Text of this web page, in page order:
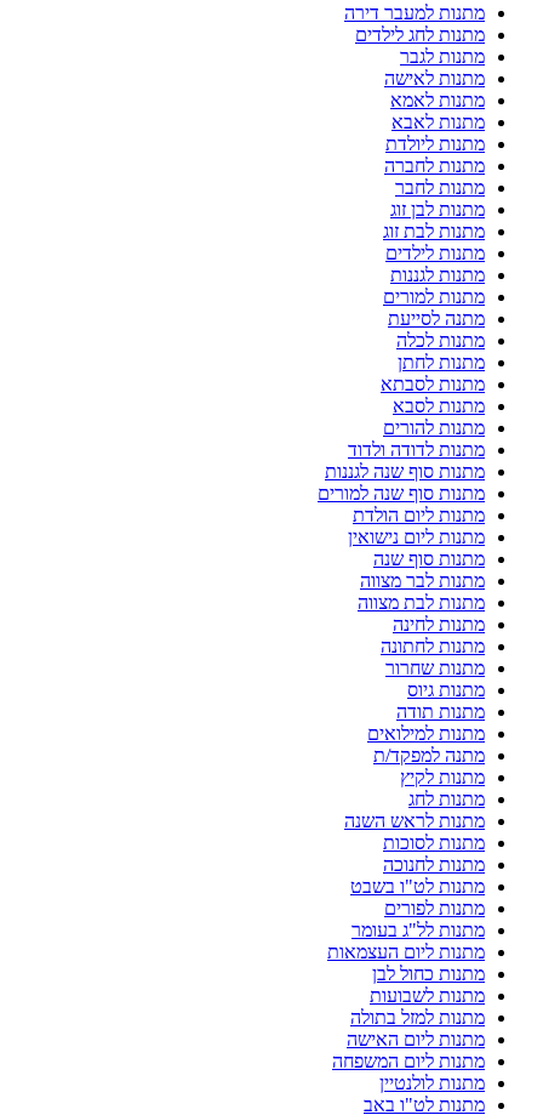
מתנות למעבר דירה
מתנות לחג לילדים
מתנות לגבר
מתנות לאישה
מתנות לאמא
מתנות לאבא
מתנות ליולדת
מתנות לחברה
מתנות לחבר
מתנות לבן זוג
מתנות לבת זוג
מתנות לילדים
מתנות לגננות
מתנות למורים
מתנה לסייעת
מתנות לכלה
מתנות לחתן
מתנות לסבתא
מתנות לסבא
מתנות להורים
מתנות לדודה ולדוד
מתנות סוף שנה לגננות
מתנות סוף שנה למורים
מתנות ליום הולדת
מתנות ליום נישואין
מתנות סוף שנה
מתנות לבר מצווה
מתנות לבת מצווה
מתנות לחינה
מתנות לחתונה
מתנות שחרור
מתנות גיוס
מתנות תודה
מתנות למילואים
מתנה למפקד/ת
מתנות לקיץ
מתנות לחג
מתנות לראש השנה
מתנות לסוכות
מתנות לחנוכה
מתנות לט"ו בשבט
מתנות לפורים
מתנות לל"ג בעומר
מתנות ליום העצמאות
מתנות כחול לבן
מתנות לשבועות
מתנות למזל בתולה
מתנות ליום האישה
מתנות ליום המשפחה
מתנות לולנטיין
מתנות לט"ו באב